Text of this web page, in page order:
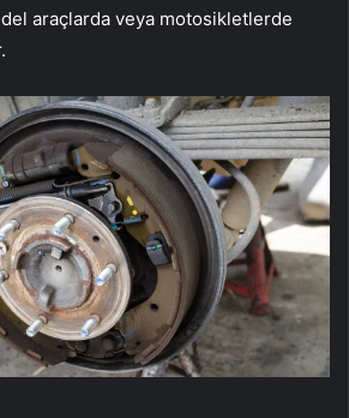
araçlarda veya motosikletlerde